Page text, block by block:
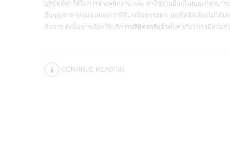
บริษัทมีค่าใช้ในการจ้างพนักงาน และ ค่าใช้จ่ายอื่นๆไม่เยอะก็สามา
อื่นๆสูงราคาย่อมจะแพงกว่าที่อื่นๆเป็นธรรมดา, แต่ที่หลีกเลี่ยงไม่ได้เ
กิจการ ดังนั้นการเลือกใช้บริการบริษัทรถรับจ้างก็เท่ากับว่าเรามีส่วน
CONTINUE READING